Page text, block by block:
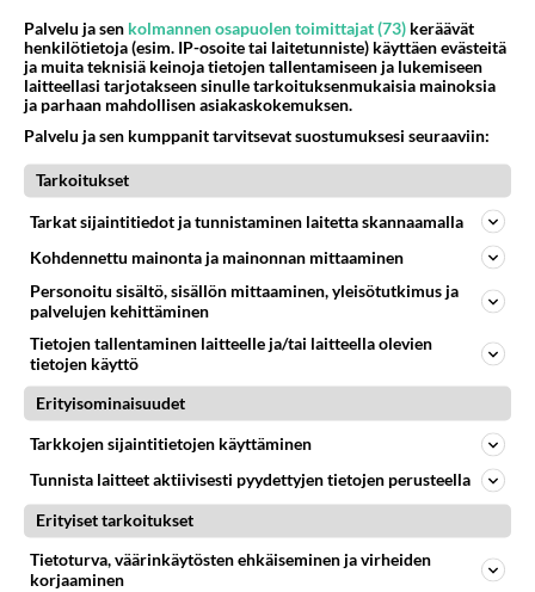
LUETUIMMAT
Muistatko? Kädestä suuhun
rahasalkun Henry-
miljonääriltä
isäpuoli on tämä suosittu
laulaja
Luetuimmat: Aarne Pelkonen
ja Noora Louhimo vihdoinkin
Danny, 83, teki yllättävän
teon - Missä on 25-vuotias
Helmi Loukasmäki?
Palvelu ja sen kolmannen osapuolen toimittajat (73) keräävät
henkilötietoja (esim. IP-osoite tai laitetunniste) käyttäen evästeitä
ja muita teknisiä keinoja tietojen tallentamiseen ja lukemiseen
laitteellasi tarjotakseen sinulle tarkoituksenmukaisia mainoksia
ja parhaan mahdollisen asiakaskokemuksen.
Palvelu ja sen kumppanit tarvitsevat suostumuksesi seuraaviin:
Tarkoitukset
Tarkat sijaintitiedot ja tunnistaminen laitetta skannaamalla
Kohdennettu mainonta ja mainonnan mittaaminen
Personoitu sisältö, sisällön mittaaminen, yleisötutkimus ja
palvelujen kehittäminen
Tietojen tallentaminen laitteelle ja/tai laitteella olevien
tietojen käyttö
Erityisominaisuudet
Tarkkojen sijaintitietojen käyttäminen
Tunnista laitteet aktiivisesti pyydettyjen tietojen perusteella
Erityiset tarkoitukset
Tietoturva, väärinkäytösten ehkäiseminen ja virheiden
korjaaminen